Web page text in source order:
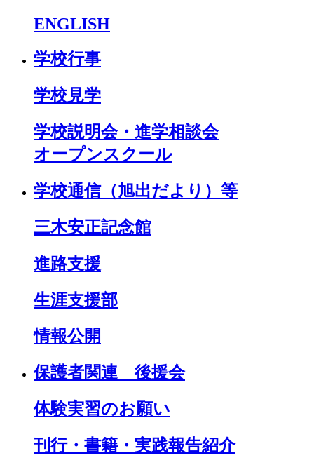
ENGLISH
学校行事
学校見学
学校説明会・進学相談会
オープンスクール
学校通信（旭出だより）等
三木安正記念館
進路支援
生涯支援部
情報公開
保護者関連 後援会
体験実習のお願い
刊行・書籍・実践報告紹介